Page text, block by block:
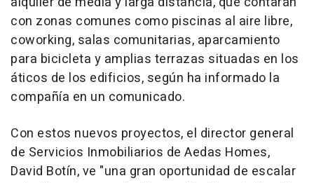
con zonas comunes como piscinas al aire libre,
coworking, salas comunitarias, aparcamiento
para bicicleta y amplias terrazas situadas en los
áticos de los edificios, según ha informado la
compañía en un comunicado.
Con estos nuevos proyectos, el director general
de Servicios Inmobiliarios de Aedas Homes,
David Botín, ve "una gran oportunidad de escalar